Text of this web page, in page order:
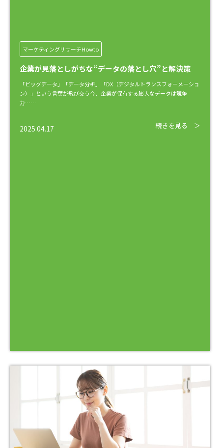
マーケティングリサーチHowto
企業が見落としがちな“データの落とし穴”と解決策
「ビッグデータ」「データ分析」「DX（デジタルトランスフォーメーショ
ン）」という言葉が飛び交う今、企業が保有する膨大なデータは競争
力……
2025.04.17 続きを見る ＞